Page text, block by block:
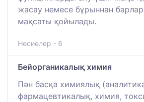
жасау немесе бұрыннан
мақсаты қойылады.
Несиелер - 6
Бейорганикалық химия
Пән басқа химиялық
фармацевтикалық, химия,